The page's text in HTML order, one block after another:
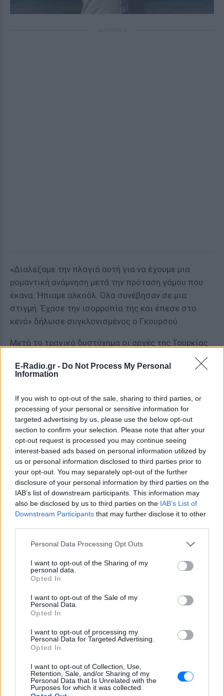
E-Radio.gr - Do Not Process My Personal
Information
If you wish to opt-out of the sale, sharing to third parties, or
processing of your personal or sensitive information for
targeted advertising by us, please use the below opt-out
section to confirm your selection. Please note that after your
opt-out request is processed you may continue seeing
interest-based ads based on personal information utilized by
us or personal information disclosed to third parties prior to
your opt-out. You may separately opt-out of the further
disclosure of your personal information by third parties on the
IAB’s list of downstream participants. This information may
also be disclosed by us to third parties on the IAB’s List of
Downstream Participants that may further disclose it to other
Personal Data Processing Opt Outs
I want to opt-out of the Sharing of my
personal data.
Opted In
I want to opt-out of the Sale of my
Personal Data.
Opted In
I want to opt-out of processing my
Personal Data for Targeted Advertising.
Opted In
I want to opt-out of Collection, Use,
Retention, Sale, and/or Sharing of my
Personal Data that Is Unrelated with the
Purposes for which it was collected.
«Διαλέξαμε την πλαγιά αυτή για να έχουμε μια
ρομαντική ανάμνηση μετά την πρόταση γάμου που
έκανα. Ήπιαμε αλκοόλ. Όλα συνέβησαν σε μια
στιγμή. Έχασε την ισορροπία της και έπεσε στο
κενό» δήλωσε συγκλονισμένος ο Γκουρσού.
Μετά το τραγικό δυστύχημα οι αρχές της Τουρκίας
ανακοίνωσαν ότι η πρόσβαση στο συγκεκριμένο
χώρο από τον οποίο έπεσε στο κενό η 39χρονη
πριν το ηλιοβασίλεμα.
ΔΙΑΦΗΜΙΣΗ
Ακολουθήστε το E-Radio.gr στοGoogle News
και μάθετε πρώτοιτα πιο hot νέα